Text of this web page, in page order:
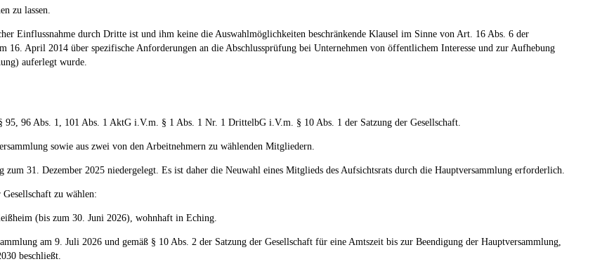
zu lassen.
Einflussnahme durch Dritte ist und ihm keine die Auswahlmöglichkeiten beschränkende Klausel im Sinne von Art. 16 Abs. 6 der
16. April 2014 über spezifische Anforderungen an die Abschlussprüfung bei Unternehmen von öffentlichem Interesse und zur Aufhebung
auferlegt wurde.
95, 96 Abs. 1, 101 Abs. 1 AktG i.V.m. § 1 Abs. 1 Nr. 1 DrittelbG i.V.m. § 10 Abs. 1 der Satzung der Gesellschaft.
sowie aus zwei von den Arbeitnehmern zu wählenden Mitgliedern.
31. Dezember 2025 niedergelegt. Es ist daher die Neuwahl eines Mitglieds des Aufsichtsrats durch die Hauptversammlung erforderlich.
zu wählen:
(bis zum 30. Juni 2026), wohnhaft in Eching.
am 9. Juli 2026 und gemäß § 10 Abs. 2 der Satzung der Gesellschaft für eine Amtszeit bis zur Beendigung der Hauptversammlung,
beschließt.